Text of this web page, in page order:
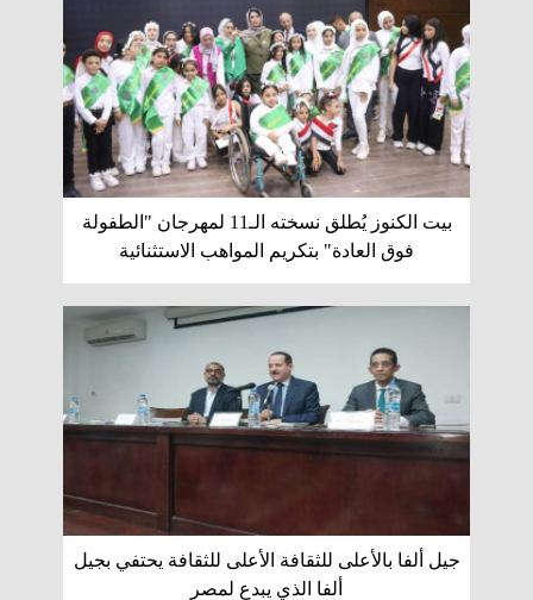
بيت الكنوز يُطلق نسخته الـ11 لمهرجان "الطفولة
فوق العادة" بتكريم المواهب الاستثنائية
جيل ألفا بالأعلى للثقافة الأعلى للثقافة يحتفي بجيل
ألفا الذي يبدع لمصر